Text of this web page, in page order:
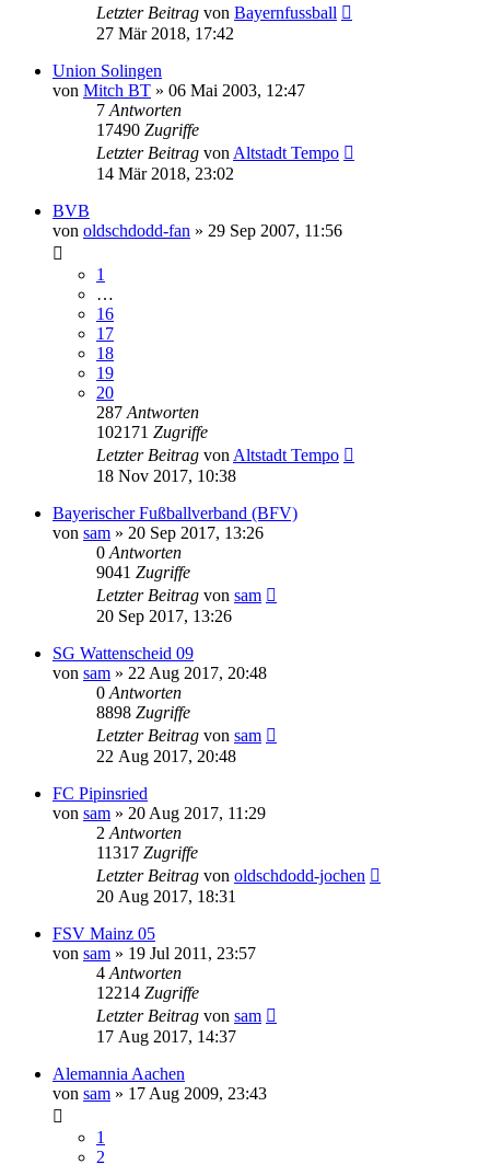
Letzter Beitrag von Bayernfussball
27 Mär 2018, 17:42
Union Solingen
von Mitch BT » 06 Mai 2003, 12:47
7 Antworten
17490 Zugriffe
Letzter Beitrag von Altstadt Tempo
14 Mär 2018, 23:02
BVB
von oldschdodd-fan » 29 Sep 2007, 11:56
1
…
16
17
18
19
20
287 Antworten
102171 Zugriffe
Letzter Beitrag von Altstadt Tempo
18 Nov 2017, 10:38
Bayerischer Fußballverband (BFV)
von sam » 20 Sep 2017, 13:26
0 Antworten
9041 Zugriffe
Letzter Beitrag von sam
20 Sep 2017, 13:26
SG Wattenscheid 09
von sam » 22 Aug 2017, 20:48
0 Antworten
8898 Zugriffe
Letzter Beitrag von sam
22 Aug 2017, 20:48
FC Pipinsried
von sam » 20 Aug 2017, 11:29
2 Antworten
11317 Zugriffe
Letzter Beitrag von oldschdodd-jochen
20 Aug 2017, 18:31
FSV Mainz 05
von sam » 19 Jul 2011, 23:57
4 Antworten
12214 Zugriffe
Letzter Beitrag von sam
17 Aug 2017, 14:37
Alemannia Aachen
von sam » 17 Aug 2009, 23:43
1
2